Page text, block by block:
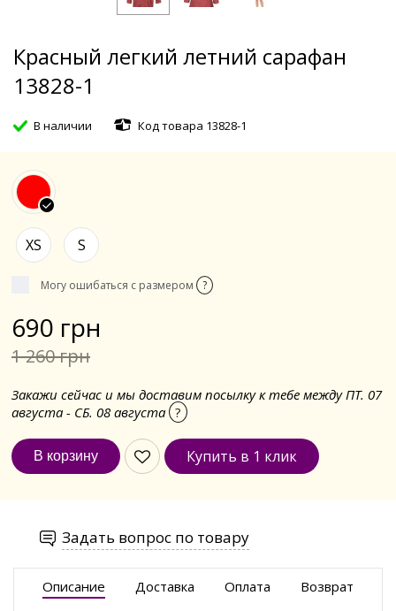
Красный легкий летний сарафан
13828-1
В наличии Код товара 13828-1
XS S
Могу ошибаться с размером ?
690 грн
1 260 грн
Закажи сейчас и мы доставим посылку к тебе между ПТ. 07
августа - СБ. 08 августа ?
Купить в 1 клик
Задать вопрос по товару
Описание Доставка Оплата Возврат